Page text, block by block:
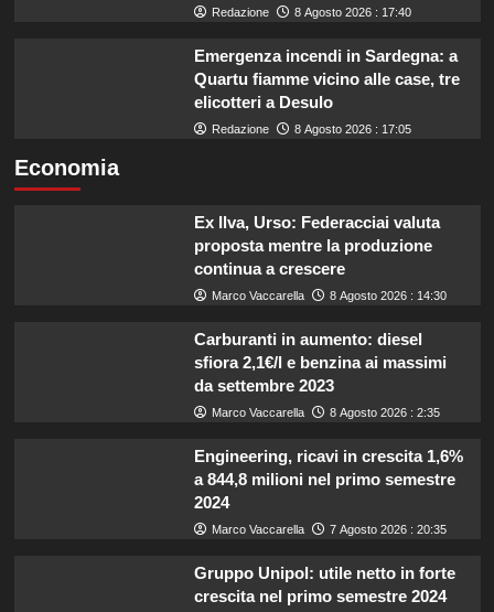
Redazione 8 Agosto 2026 : 17:40
Emergenza incendi in Sardegna: a
Quartu fiamme vicino alle case, tre
elicotteri a Desulo
Redazione 8 Agosto 2026 : 17:05
Economia
Ex Ilva, Urso: Federacciai valuta
proposta mentre la produzione
continua a crescere
Marco Vaccarella 8 Agosto 2026 : 14:30
Carburanti in aumento: diesel
sfiora 2,1€/l e benzina ai massimi
da settembre 2023
Marco Vaccarella 8 Agosto 2026 : 2:35
Engineering, ricavi in crescita 1,6%
a 844,8 milioni nel primo semestre
2024
Marco Vaccarella 7 Agosto 2026 : 20:35
Gruppo Unipol: utile netto in forte
crescita nel primo semestre 2024